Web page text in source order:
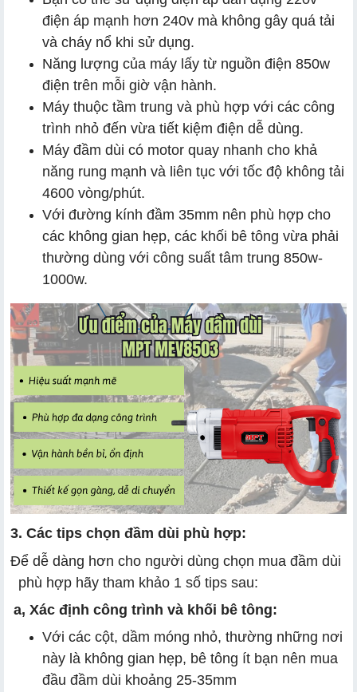
điện áp mạnh hơn 240v mà không gây quá tải
và cháy nổ khi sử dụng.
Năng lượng của máy lấy từ nguồn điện 850w
điện trên mỗi giờ vận hành.
Máy thuộc tầm trung và phù hợp với các công
trình nhỏ đến vừa tiết kiệm điện dễ dùng.
Máy đầm dùi có motor quay nhanh cho khả
năng rung mạnh và liên tục với tốc độ không tải
4600 vòng/phút.
Với đường kính đầm 35mm nên phù hợp cho
các không gian hẹp, các khối bê tông vừa phải
thường dùng với công suất tâm trung 850w-
1000w.
3. Các tips chọn đầm dùi phù hợp:
Để dễ dàng hơn cho người dùng chọn mua đầm dùi
phù hợp hãy tham khảo 1 số tips sau:
a, Xác định công trình và khối bê tông:
Với các cột, dầm móng nhỏ, thường những nơi
này là không gian hẹp, bê tông ít bạn nên mua
đầu đầm dùi khoảng 25-35mm